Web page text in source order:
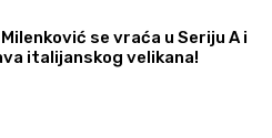
se vraća u Seriju A i
italijanskog velikana!